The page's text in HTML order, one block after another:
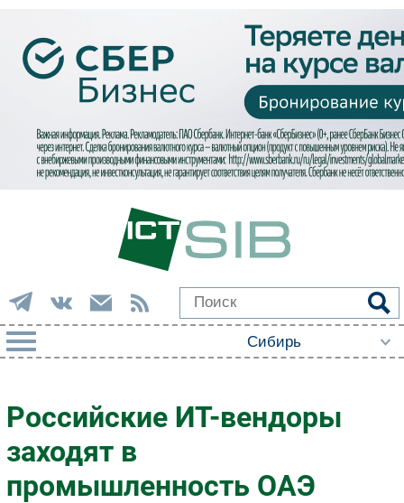
Импорто­замещение
Автоматизация Промышленности
Интернет
Российские ИТ-вендоры
заходят в
промышленность ОАЭ